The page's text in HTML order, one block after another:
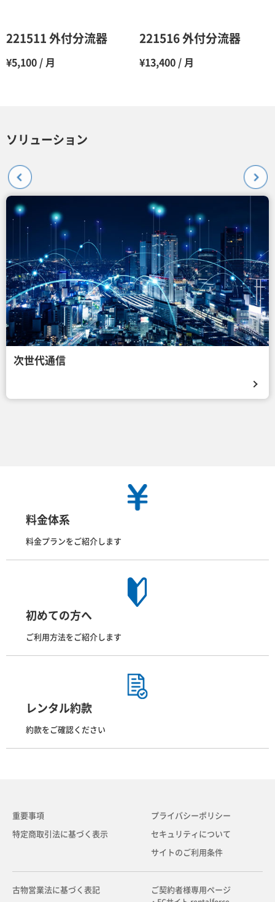
221511 外付分流器
¥5,100 / 月
221516 外付分流器
¥13,400 / 月
ソリューション
次世代通信
料金体系
料金プランをご紹介します
初めての方へ
ご利用方法をご紹介します
レンタル約款
約款をご確認ください
重要事項
特定商取引法に基づく表示
プライバシーポリシー
セキュリティについて
サイトのご利用条件
古物営業法に基づく表記 ご契約者様専用ページ